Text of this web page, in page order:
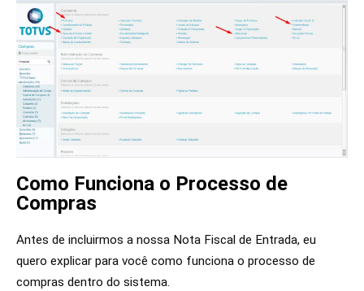
Como Funciona o Processo de
Compras
Antes de incluirmos a nossa Nota Fiscal de Entrada, eu
quero explicar para você como funciona o processo de
compras dentro do sistema.